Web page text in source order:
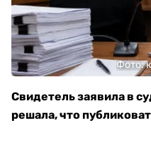
Фото:
Свидетель заявила в
решала, что